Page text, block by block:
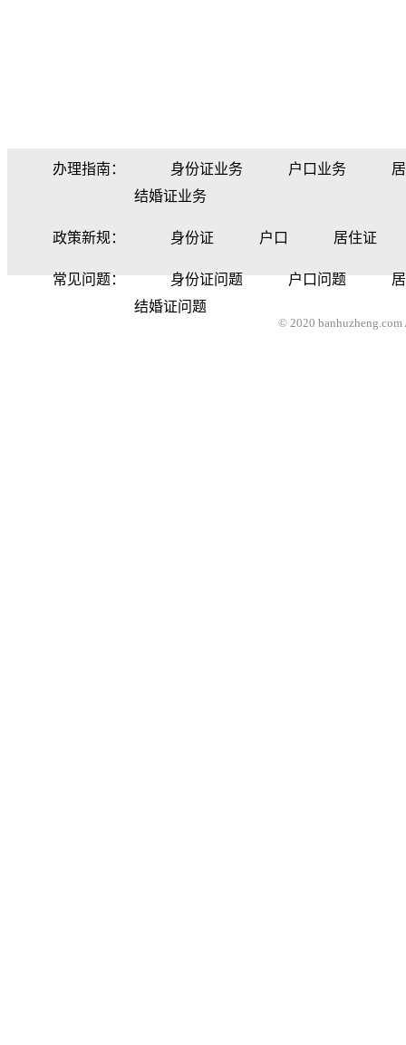
办理指南： 身份证业务 户口业务
结婚证业务
政策新规： 身份证 户口 居住证
常见问题： 身份证问题 户口问题
结婚证问题
© 2020